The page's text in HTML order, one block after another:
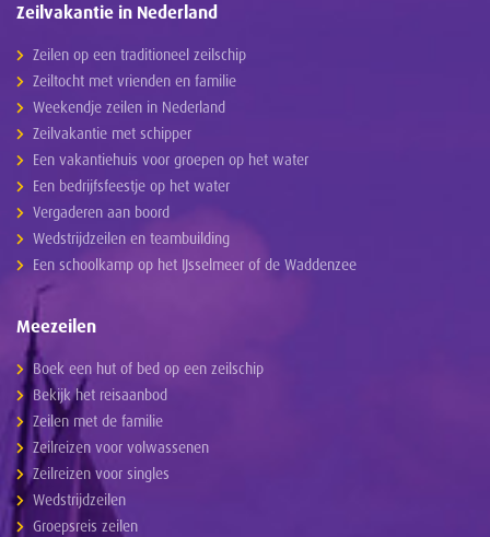
Zeilvakantie in Nederland
Zeilen op een traditioneel zeilschip
Zeiltocht met vrienden en familie
Weekendje zeilen in Nederland
Zeilvakantie met schipper
Een vakantiehuis voor groepen op het water
Een bedrijfsfeestje op het water
Vergaderen aan boord
Wedstrijdzeilen en teambuilding
Een schoolkamp op het IJsselmeer of de Waddenzee
Meezeilen
Boek een hut of bed op een zeilschip
Bekijk het reisaanbod
Zeilen met de familie
Zeilreizen voor volwassenen
Zeilreizen voor singles
Wedstrijdzeilen
Groepsreis zeilen